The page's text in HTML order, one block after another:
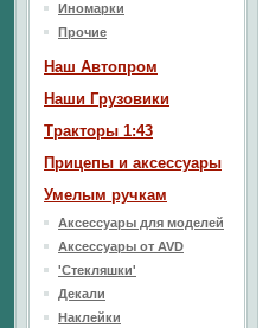
Иномарки
Прочие
Наш Aвтопром
Наши Грузовики
Тракторы 1:43
Прицепы и аксессуары
Умелым ручкам
Аксессуары для моделей
Аксессуары от AVD
'Стекляшки'
Декали
Наклейки